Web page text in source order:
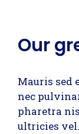
Our
Mauris sed
nec
pharetra
ultricies vel.